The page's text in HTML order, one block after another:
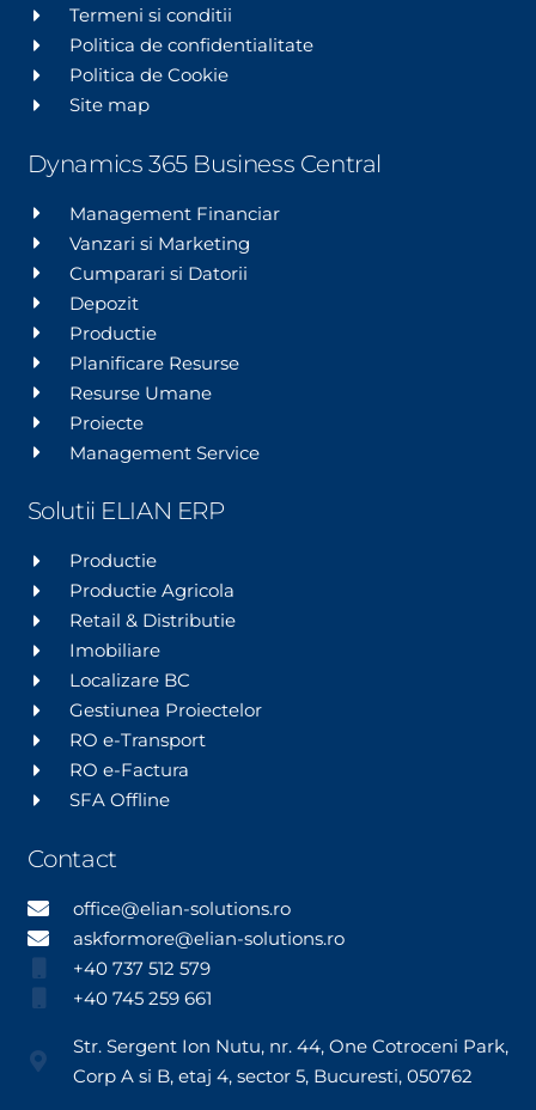
Termeni si conditii
Politica de confidentialitate
Politica de Cookie
Site map
Dynamics 365 Business Central
Management Financiar
Vanzari si Marketing
Cumparari si Datorii
Depozit
Productie
Planificare Resurse
Resurse Umane
Proiecte
Management Service
Solutii ELIAN ERP
Productie
Productie Agricola
Retail & Distributie
Imobiliare
Localizare BC
Gestiunea Proiectelor
RO e-Transport
RO e-Factura
SFA Offline
Contact
office@elian-solutions.ro
askformore@elian-solutions.ro
+40 737 512 579
+40 745 259 661
Str. Sergent Ion Nutu, nr. 44, One Cotroceni Park,
Corp A si B, etaj 4, sector 5, Bucuresti, 050762